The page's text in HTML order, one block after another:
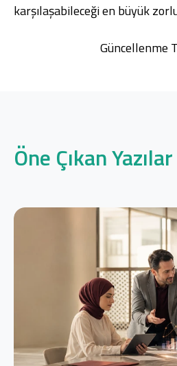
karşılaşabileceği en büyük
Güncellenme
Öne Çıkan Yazılar